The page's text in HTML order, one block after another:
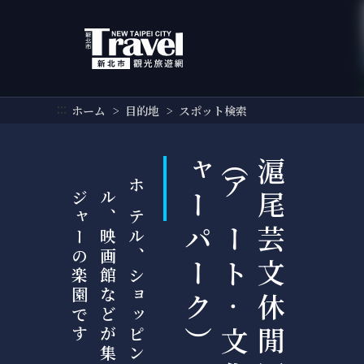
::: ホーム 目的地 スポット検索
滬
尾
芸
文
休
閒
園
区
（
ア
ー
ト
‧
文
化
レ
ジ
ャ
ー
パ
ー
ク
）
ホ
テ
ル
、
シ
ョ
ッ
ピ
ン
グ
モ
ー
ル
、
映
画
館
な
ど
が
集
結
し
た
レ
ジ
ャ
ー
の
楽
園
で
す